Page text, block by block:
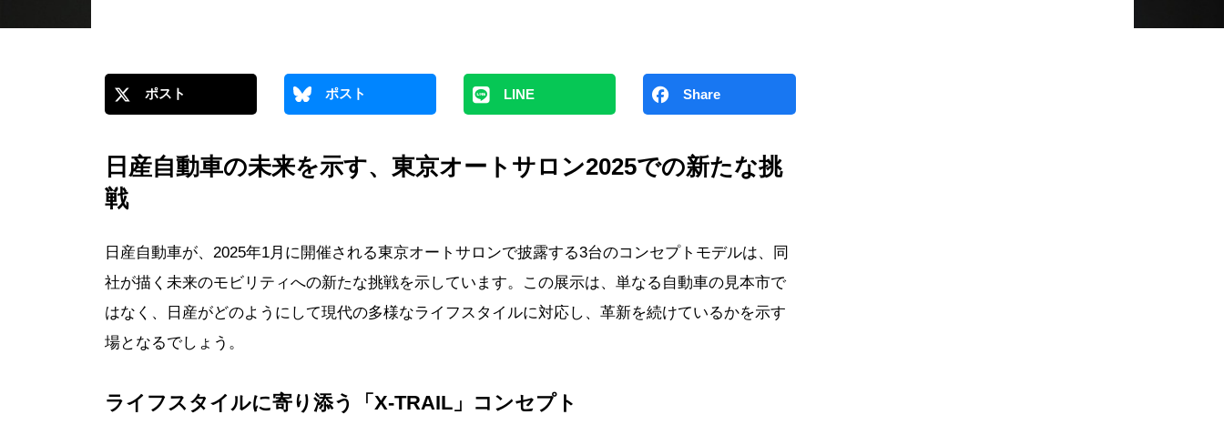
ポスト ポスト LINE Share
日産自動車の未来を示す、東京オートサロン2025での新たな挑
戦
日産自動車が、2025年1月に開催される東京オートサロンで披露する3台のコンセプトモデルは、同
社が描く未来のモビリティへの新たな挑戦を示しています。この展示は、単なる自動車の見本市で
はなく、日産がどのようにして現代の多様なライフスタイルに対応し、革新を続けているかを示す
場となるでしょう。
ライフスタイルに寄り添う「X-TRAIL」コンセプト